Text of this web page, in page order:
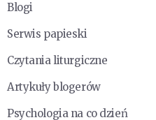
Blogi
Serwis papieski
Czytania liturgiczne
Artykuły blogerów
Psychologia na co dzień